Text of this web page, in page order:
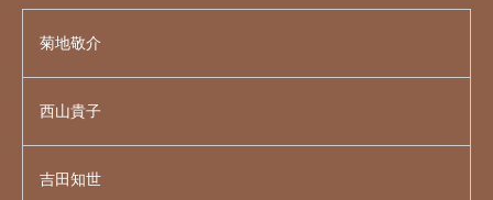
菊地敬介
西山貴子
吉田知世